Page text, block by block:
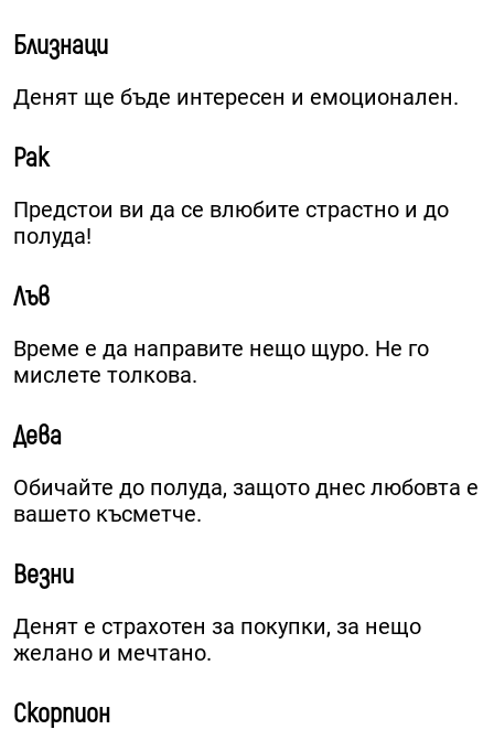
Близнаци
Денят ще бъде интересен и емоционален.
Рак
Предстои ви да се влюбите страстно и до
полуда!
Лъв
Време е да направите нещо щуро. Не го
мислете толкова.
Дева
Обичайте до полуда, защото днес любовта е
вашето късметче.
Везни
Денят е страхотен за покупки, за нещо
желано и мечтано.
Скорпион